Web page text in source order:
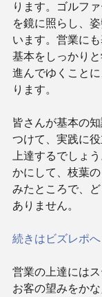
ります。ゴルフ
を鏡に照らし、
います。営業に
基本をしっかり
進んでゆくこと
ります。
皆さんが基本の
つけて、実践に
上達するでしょ
かにして、枝葉
みたところで、
ありません。
続きはビズレポへ
営業の上達には
お客の望みをか